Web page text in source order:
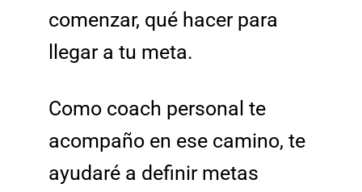
comenzar, qué hacer para
llegar a tu meta.
Como coach personal te
acompaño en ese camino, te
ayudaré a definir metas